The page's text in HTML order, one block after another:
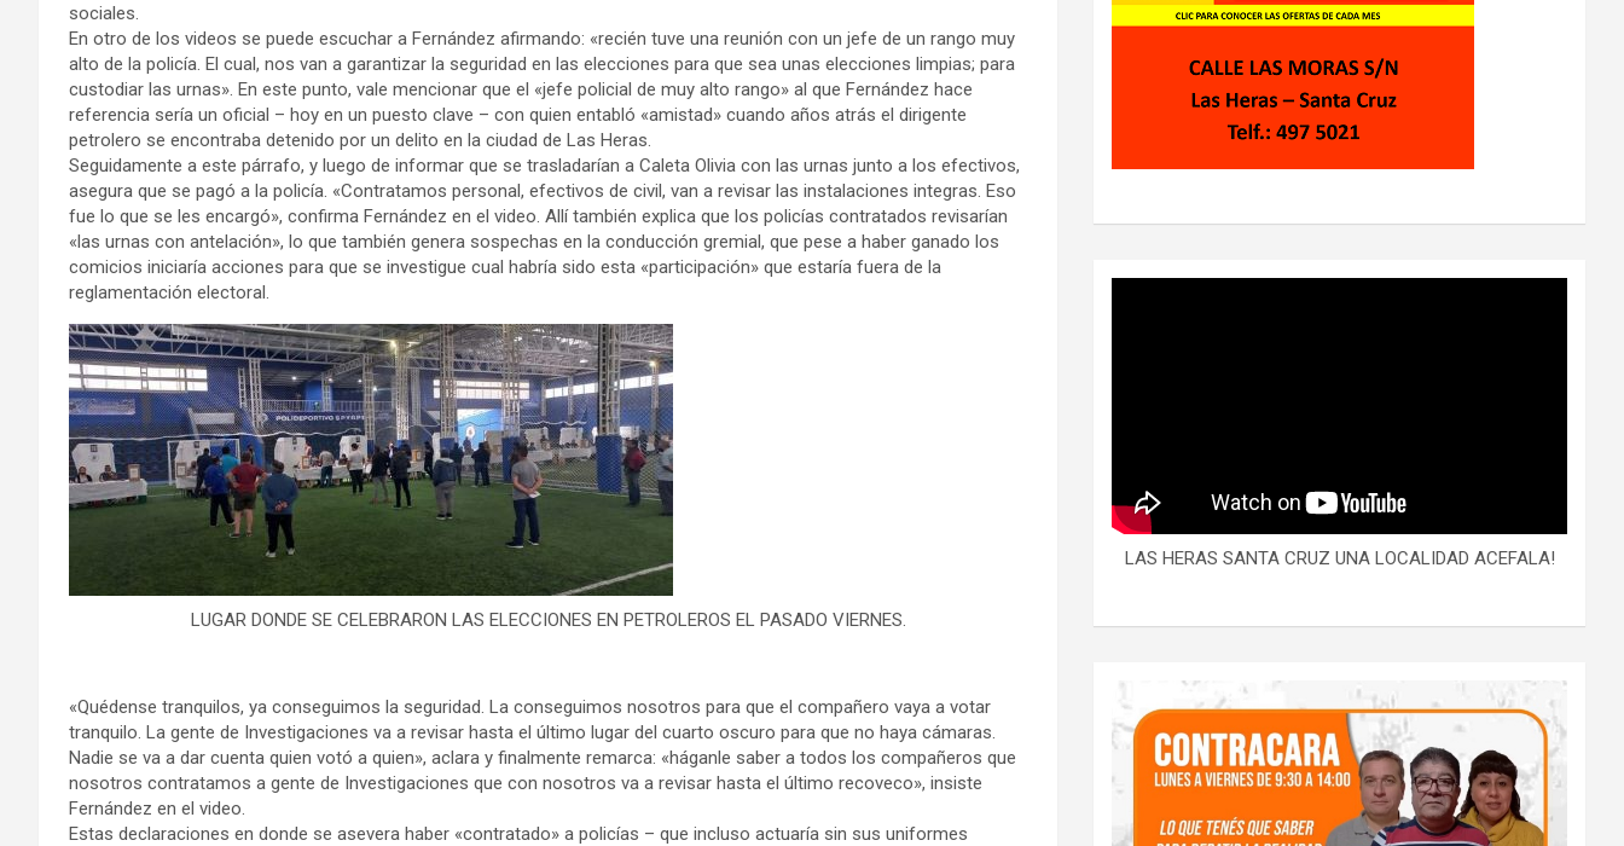
sociales.
En otro de los videos se puede escuchar a Fernández afirmando: «recién tuve una reunión con un jefe de un rango muy
alto de la policía. El cual, nos van a garantizar la seguridad en las elecciones para que sea unas elecciones limpias; para
custodiar las urnas». En este punto, vale mencionar que el «jefe policial de muy alto rango» al que Fernández hace
referencia sería un oficial – hoy en un puesto clave – con quien entabló «amistad» cuando años atrás el dirigente
petrolero se encontraba detenido por un delito en la ciudad de Las Heras.
Seguidamente a este párrafo, y luego de informar que se trasladarían a Caleta Olivia con las urnas junto a los efectivos,
asegura que se pagó a la policía. «Contratamos personal, efectivos de civil, van a revisar las instalaciones integras. Eso
fue lo que se les encargó», confirma Fernández en el video. Allí también explica que los policías contratados revisarían
«las urnas con antelación», lo que también genera sospechas en la conducción gremial, que pese a haber ganado los
comicios iniciaría acciones para que se investigue cual habría sido esta «participación» que estaría fuera de la
reglamentación electoral.
LUGAR DONDE SE CELEBRARON LAS ELECCIONES EN PETROLEROS EL PASADO VIERNES.
«Quédense tranquilos, ya conseguimos la seguridad. La conseguimos nosotros para que el compañero vaya a votar
tranquilo. La gente de Investigaciones va a revisar hasta el último lugar del cuarto oscuro para que no haya cámaras.
Nadie se va a dar cuenta quien votó a quien», aclara y finalmente remarca: «háganle saber a todos los compañeros que
nosotros contratamos a gente de Investigaciones que con nosotros va a revisar hasta el último recoveco», insiste
Fernández en el video.
Estas declaraciones en donde se asevera haber «contratado» a policías – que incluso actuaría sin sus uniformes
LAS HERAS SANTA CRUZ UNA LOCALIDAD ACEFALA!